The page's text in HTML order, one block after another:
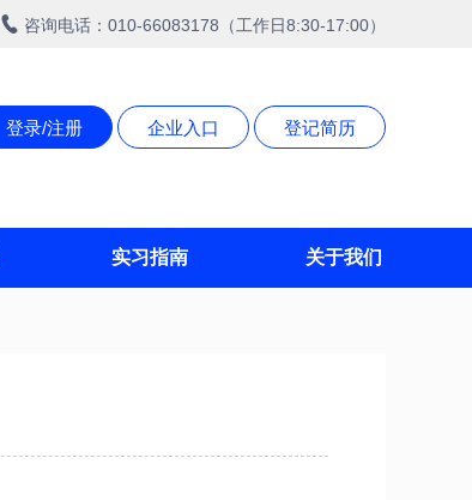
咨询电话：010-66083178（工作日8:30-17:00）
登录/注册 企业入口 登记简历
实习指南 关于我们